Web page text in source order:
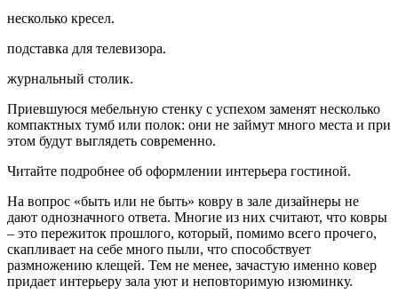
несколько кресел.
подставка для телевизора.
журнальный столик.
Приевшуюся мебельную стенку с успехом заменят несколько
компактных тумб или полок: они не займут много места и при
этом будут выглядеть современно.
Читайте подробнее об оформлении интерьера гостиной.
На вопрос «быть или не быть» ковру в зале дизайнеры не
дают однозначного ответа. Многие из них считают, что ковры
– это пережиток прошлого, который, помимо всего прочего,
скапливает на себе много пыли, что способствует
размножению клещей. Тем не менее, зачастую именно ковер
придает интерьеру зала уют и неповторимую изюминку.